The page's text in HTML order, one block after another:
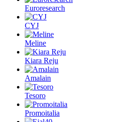
Euroresearch
CYJ
Meline
Kiara Reju
Amalain
Tesoro
Promoitalia